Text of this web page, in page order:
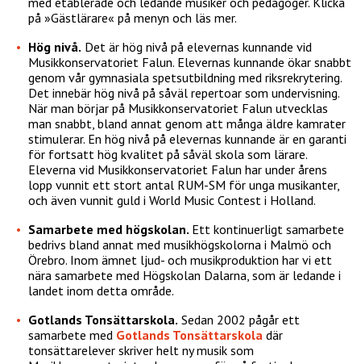
på »Gästlärare« på menyn och läs mer.
Hög nivå. Det är hög nivå på elevernas kunnande vid
Musikkonservatoriet Falun. Elevernas kunnande ökar snabbt
genom vår gymnasiala spetsutbildning med riksrekrytering.
Det innebär hög nivå på såväl repertoar som undervisning.
När man börjar på Musikkonservatoriet Falun utvecklas
man snabbt, bland annat genom att många äldre kamrater
stimulerar. En hög nivå på elevernas kunnande är en garanti
för fortsatt hög kvalitet på såväl skola som lärare.
Eleverna vid Musikkonservatoriet Falun har under årens
lopp vunnit ett stort antal RUM-SM för unga musikanter,
och även vunnit guld i World Music Contest i Holland.
Samarbete med högskolan. Ett kontinuerligt samarbete
bedrivs bland annat med musikhögskolorna i Malmö och
Örebro. Inom ämnet ljud- och musikproduktion har vi ett
nära samarbete med Högskolan Dalarna, som är ledande i
landet inom detta område.
Gotlands Tonsättarskola. Sedan 2002 pågår ett
samarbete med Gotlands Tonsättarskola där
tonsättarelever skriver helt ny musik som